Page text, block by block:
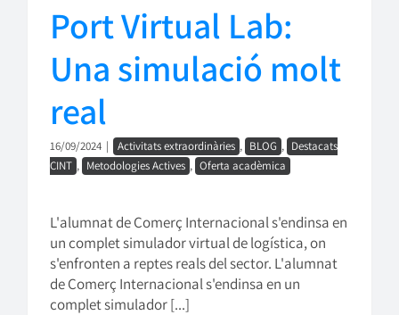
Port Virtual Lab:
Una simulació molt
real
16/09/2024 | Activitats extraordinàries , BLOG , Destacats
CINT , Metodologies Actives , Oferta acadèmica
L'alumnat de Comerç Internacional s'endinsa en
un complet simulador virtual de logística, on
s'enfronten a reptes reals del sector. L'alumnat
de Comerç Internacional s'endinsa en un
complet simulador [...]